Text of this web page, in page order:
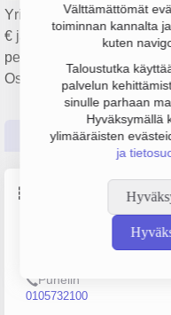
Välttämättömät
toiminnan kannalta
kuten
Taloustutka
palvelun
sinulle parhaan
Hyväksymällä
ylimääräisten
ja
Yrityksen Paltan Huolto
€ ja henkilöstömäärä 0.
perustamisvuosi 1978 ja
Osakeyhtiö (OY).
Perustiedot
Puhelin
0105732100